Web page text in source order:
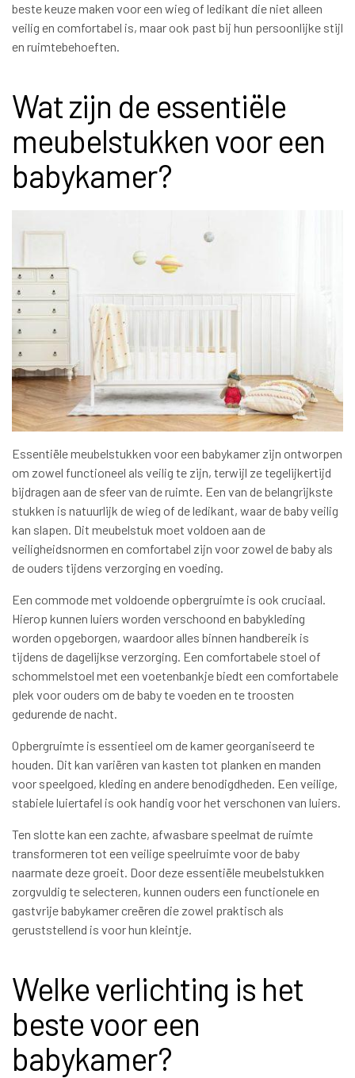
beste keuze maken voor een wieg of ledikant die niet alleen
veilig en comfortabel is, maar ook past bij hun persoonlijke stijl
en ruimtebehoeften.
Wat zijn de essentiële
meubelstukken voor een
babykamer?
Essentiële meubelstukken voor een babykamer zijn ontworpen
om zowel functioneel als veilig te zijn, terwijl ze tegelijkertijd
bijdragen aan de sfeer van de ruimte. Een van de belangrijkste
stukken is natuurlijk de wieg of de ledikant, waar de baby veilig
kan slapen. Dit meubelstuk moet voldoen aan de
veiligheidsnormen en comfortabel zijn voor zowel de baby als
de ouders tijdens verzorging en voeding.
Een commode met voldoende opbergruimte is ook cruciaal.
Hierop kunnen luiers worden verschoond en babykleding
worden opgeborgen, waardoor alles binnen handbereik is
tijdens de dagelijkse verzorging. Een comfortabele stoel of
schommelstoel met een voetenbankje biedt een comfortabele
plek voor ouders om de baby te voeden en te troosten
gedurende de nacht.
Opbergruimte is essentieel om de kamer georganiseerd te
houden. Dit kan variëren van kasten tot planken en manden
voor speelgoed, kleding en andere benodigdheden. Een veilige,
stabiele luiertafel is ook handig voor het verschonen van luiers.
Ten slotte kan een zachte, afwasbare speelmat de ruimte
transformeren tot een veilige speelruimte voor de baby
naarmate deze groeit. Door deze essentiële meubelstukken
zorgvuldig te selecteren, kunnen ouders een functionele en
gastvrije babykamer creëren die zowel praktisch als
geruststellend is voor hun kleintje.
Welke verlichting is het
beste voor een
babykamer?